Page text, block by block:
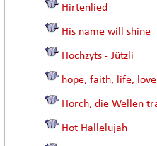
Hirtenlied
His name will shine
Hochzyts - Jützli
hope, faith, life,
Horch, die Wellen
Hot Hallelujah